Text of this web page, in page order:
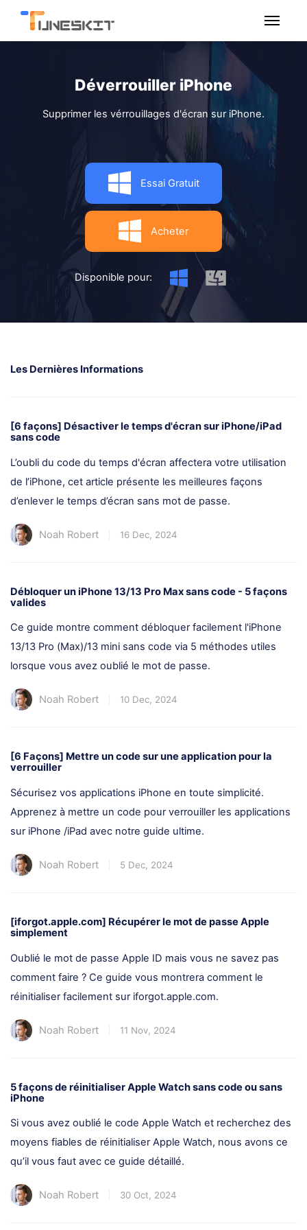
Déverrouiller iPhone
Supprimer les vérrouillages d'écran sur iPhone.
Essai Gratuit
Acheter
Disponible pour:
Les Dernières Informations
[6 façons] Désactiver le temps d'écran sur iPhone/iPad
sans code
L’oubli du code du temps d'écran affectera votre utilisation
de l’iPhone, cet article présente les meilleures façons
d’enlever le temps d’écran sans mot de passe.
Noah Robert 16 Dec, 2024
Débloquer un iPhone 13/13 Pro Max sans code - 5 façons
valides
Ce guide montre comment débloquer facilement l'iPhone
13/13 Pro (Max)/13 mini sans code via 5 méthodes utiles
lorsque vous avez oublié le mot de passe.
Noah Robert 10 Dec, 2024
[6 Façons] Mettre un code sur une application pour la
verrouiller
Sécurisez vos applications iPhone en toute simplicité.
Apprenez à mettre un code pour verrouiller les applications
sur iPhone /iPad avec notre guide ultime.
Noah Robert 5 Dec, 2024
[iforgot.apple.com] Récupérer le mot de passe Apple
simplement
Oublié le mot de passe Apple ID mais vous ne savez pas
comment faire ? Ce guide vous montrera comment le
réinitialiser facilement sur iforgot.apple.com.
Noah Robert 11 Nov, 2024
5 façons de réinitialiser Apple Watch sans code ou sans
iPhone
Si vous avez oublié le code Apple Watch et recherchez des
moyens fiables de réinitialiser Apple Watch, nous avons ce
qu’il vous faut avec ce guide détaillé.
Noah Robert 30 Oct, 2024